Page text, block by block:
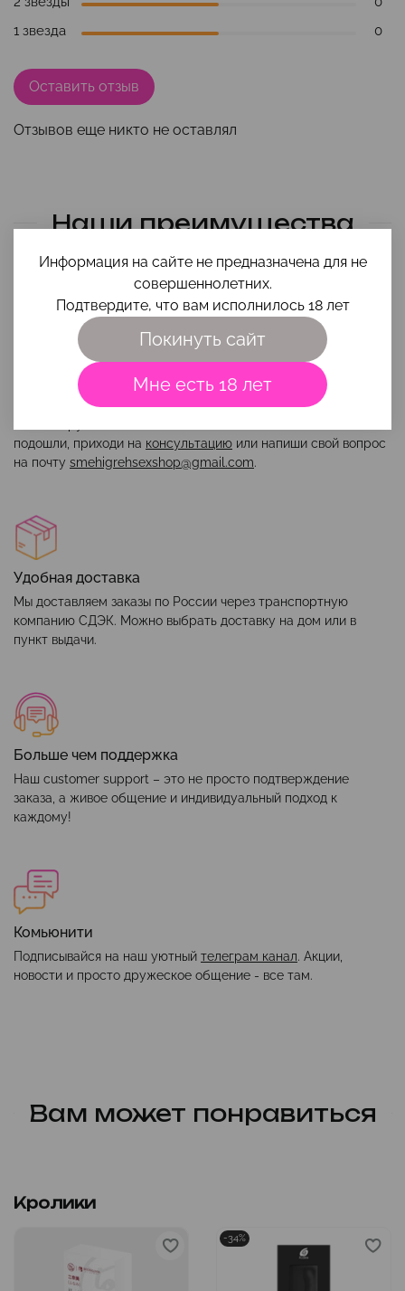
Отзывов еще никто не оставлял
1 звезда
0
Оставить отзыв
Наши преимущества
Помощь в выборе
подошли, приходи на консультацию или напиши свой вопрос
на почту smehigrehsexshop@gmail.com.
Удобная доставка
Мы доставляем заказы по России через транспортную
компанию СДЭК. Можно выбрать доставку на дом или в
пункт выдачи.
Больше чем поддержка
Наш customer support – это не просто подтверждение
заказа, а живое общение и индивидуальный подход к
каждому!
Комьюнити
Подписывайся на наш уютный телеграм канал. Акции,
новости и просто дружеское общение - все там.
Вам может понравиться
Кролики
-34%
Информация на сайте не предназначена для не
совершеннолетних.
Подтвердите, что вам исполнилось 18 лет
Покинуть сайт
Мне есть 18 лет